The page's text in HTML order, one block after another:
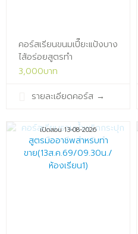
คอร์สเรียนขนมเปี๊ยะแป้งบาง
ไส้อร่อยสูตรทำ
ขาย(12ส.ค.69/10.00น./
3,000บาท
รายละเอียดคอร์ส →
เปิดสอน 13-08-2026